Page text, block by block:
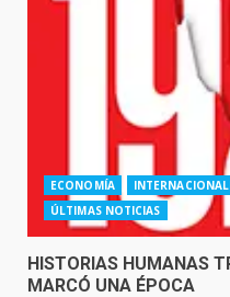
ECONOMÍA
ÚLTIMAS NOTICIAS
HISTORIAS HUMANAS
MARCÓ UNA ÉPOCA